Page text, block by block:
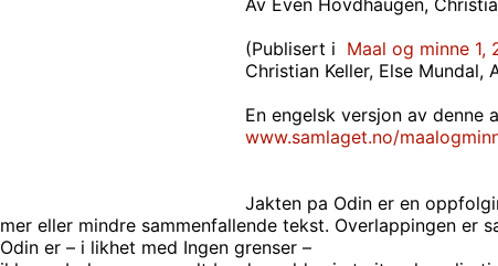
(Publisert i Maal og minne 1,
Christian Keller, Else Mundal,
En engelsk versjon av denne
www.samlaget.no/
Jakten pa Odin er en
mer eller mindre sammenfallende tekst. Overlappingen
Odin er – i likhet med Ingen grenser –